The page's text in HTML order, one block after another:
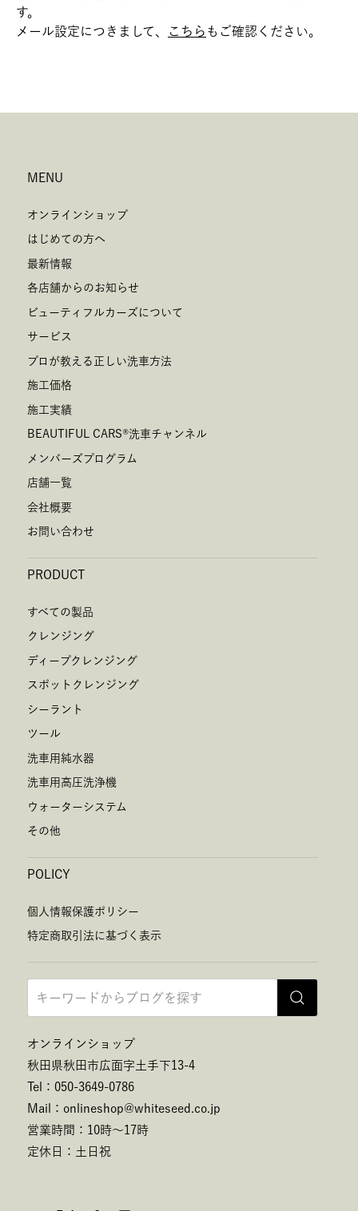
す。
メール設定につきまして、
こちら もご確認ください。
MENU
オンラインショップ
はじめての方へ
最新情報
各店舗からのお知らせ
ビューティフルカーズについて
サービス
プロが教える正しい洗車方法
施工価格
施工実績
BEAUTIFUL CARS®洗車チャンネル
メンバーズプログラム
店舗一覧
会社概要
お問い合わせ
PRODUCT
すべての製品
クレンジング
ディープクレンジング
スポットクレンジング
シーラント
ツール
洗車用純水器
洗車用高圧洗浄機
ウォーターシステム
その他
POLICY
個人情報保護ポリシー
特定商取引法に基づく表示
オンラインショップ
秋田県秋田市広面字土手下13-4
Tel：050-3649-0786
Mail：onlineshop@whiteseed.co.jp
営業時間：10時～17時
定休日：土日祝